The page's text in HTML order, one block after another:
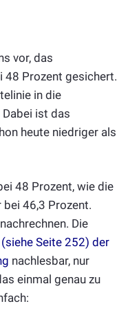
vor, das
48 Prozent gesichert.
in die
ist das
heute niedriger als
48 Prozent, wie die
46,3 Prozent.
Die
Seite 252) der
nachlesbar, nur
einmal genau zu